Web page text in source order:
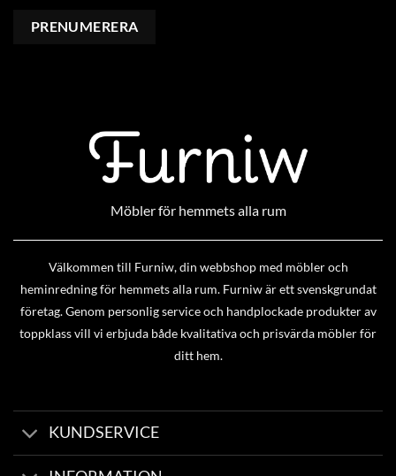
Möbler för hemmets alla rum
Välkommen till Furniw, din webbshop med möbler och
heminredning för hemmets alla rum. Furniw är ett svenskgrundat
företag. Genom personlig service och handplockade produkter av
toppklass vill vi erbjuda både kvalitativa och prisvärda möbler för
ditt hem.
KUNDSERVICE